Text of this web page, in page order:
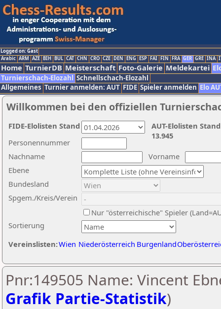
Logged on: Gast
Arabic ARM AZE BIH BUL CAT CHN CRO CZE DEN ENG ESP FAI FIN FRA GER GRE INA
Home TurnierDB Meisterschaft Foto-Galerie Meldekartei
Turnierschach-Elozahl Schnellschach-Elozahl
Allgemeines Turnier anmelden: AUT FIDE Spieler anmelden Elo
Willkommen bei den offiziellen
Nachname
Vorname
Ebene
Sortierung
Personennummer
Bundesland
Spgem./Kreis/Verein
Nur "österreichische" Spieler
Vereinslisten:Wien Niederösterreich Burgenland
AUT-Elolisten
13.945
FIDE-Elolisten Stand
Pnr:149505 Name: Vincent
Grafik Partie-Statistik)